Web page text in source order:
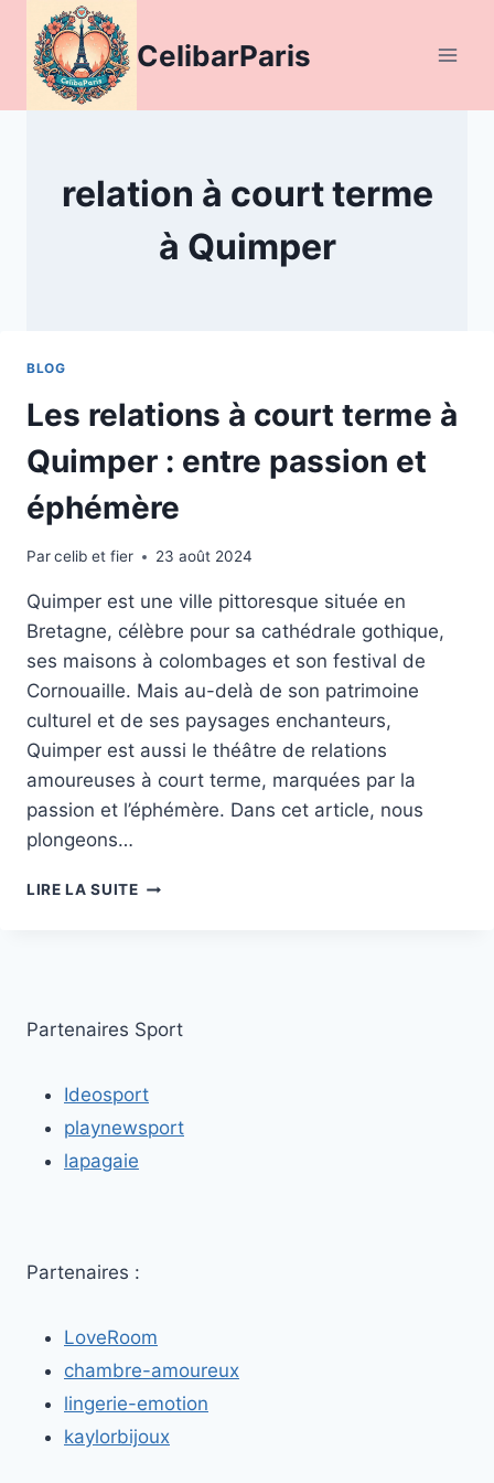
contenu
CelibarParis
relation à court terme
à Quimper
BLOG
Les relations à court terme à
Quimper : entre passion et
éphémère
Parcelib et fier 23 août 2024
Quimper est une ville pittoresque située en
Bretagne, célèbre pour sa cathédrale gothique,
ses maisons à colombages et son festival de
Cornouaille. Mais au-delà de son patrimoine
culturel et de ses paysages enchanteurs,
Quimper est aussi le théâtre de relations
amoureuses à court terme, marquées par la
passion et l’éphémère. Dans cet article, nous
plongeons…
LIRE LA SUITELES
QUIMPER
PASSION
ÉPHÉMÈRE
Partenaires Sport
Ideosport
playnewsport
lapagaie
Partenaires :
LoveRoom
chambre-amoureux
lingerie-emotion
kaylorbijoux